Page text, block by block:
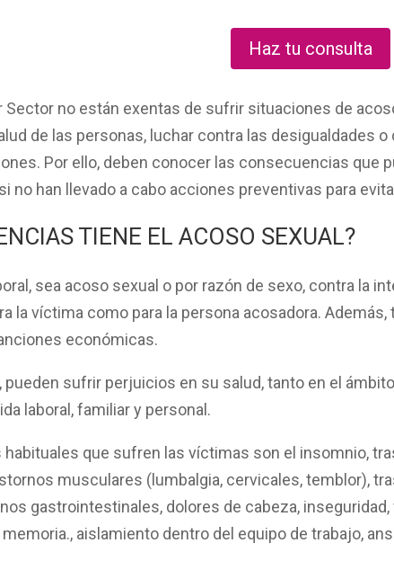
Haz tu consulta
Sector no están exentas de sufrir situaciones de
de las personas, luchar contra las desigualdades
Por ello, deben conocer las consecuencias que
no han llevado a cabo acciones preventivas para
TIENE EL ACOSO SEXUAL?
, sea acoso sexual o por razón de sexo, contra la
la víctima como para la persona acosadora.
económicas.
, pueden sufrir perjuicios en su salud, tanto en el
laboral, familiar y personal .
habituales que sufren las víctimas son el insomnio,
musculares (lumbalgia, cervicales, temblor),
gastrointestinales, dolores de cabeza, inseguridad,
memoria., aislamiento dentro del equipo de trabajo,